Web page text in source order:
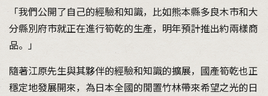
「我們公開了自己的經驗和知識，比如熊本縣多良木市和大
分縣別府市就正在進行筍乾的生產，明年預計推出約兩樣商
品。」
隨著江原先生與其夥伴的經驗和知識的擴展，國產筍乾也正
穩定地發展開來，為日本全國的閒置竹林帶來希望之光的日